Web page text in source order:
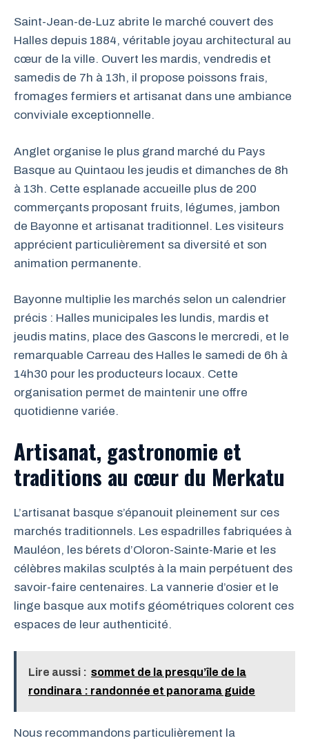
Saint-Jean-de-Luz abrite le marché couvert des
Halles depuis 1884, véritable joyau architectural au
cœur de la ville. Ouvert les mardis, vendredis et
samedis de 7h à 13h, il propose poissons frais,
fromages fermiers et artisanat dans une ambiance
conviviale exceptionnelle.
Anglet organise le plus grand marché du Pays
Basque au Quintaou les jeudis et dimanches de 8h
à 13h. Cette esplanade accueille plus de 200
commerçants proposant fruits, légumes, jambon
de Bayonne et artisanat traditionnel. Les visiteurs
apprécient particulièrement sa diversité et son
animation permanente.
Bayonne multiplie les marchés selon un calendrier
précis : Halles municipales les lundis, mardis et
jeudis matins, place des Gascons le mercredi, et le
remarquable Carreau des Halles le samedi de 6h à
14h30 pour les producteurs locaux. Cette
organisation permet de maintenir une offre
quotidienne variée.
Artisanat, gastronomie et
traditions au cœur du Merkatu
L’artisanat basque s’épanouit pleinement sur ces
marchés traditionnels. Les espadrilles fabriquées à
Mauléon, les bérets d’Oloron-Sainte-Marie et les
célèbres makilas sculptés à la main perpétuent des
savoir-faire centenaires. La vannerie d’osier et le
linge basque aux motifs géométriques colorent ces
espaces de leur authenticité.
Lire aussi : sommet de la presqu’île de la
rondinara : randonnée et panorama guide
Nous recommandons particulièrement la